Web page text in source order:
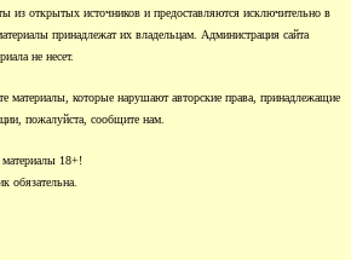
из открытых источников и предоставляются исключительно в
принадлежат их владельцам. Администрация сайта
не несет.
материалы, которые нарушают авторские права, принадлежащие
пожалуйста, сообщите нам.
18+!
обязательна.